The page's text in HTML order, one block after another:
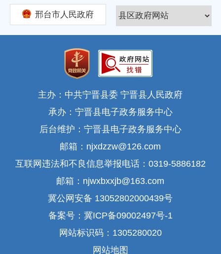
邢台市人民政府
主办：中共宁晋县委 宁晋县人民政府
承办：宁晋县电子政务服务中心
后台维护：宁晋县电子政务服务中心
邮箱：njxdzzw@126.com
互联网违法和不良信息举报电话：0319-5886182
邮箱：njwxbxxjb@163.com
冀公网安备 13052802000439号
备案号：冀ICP备09002497号-1
网站标识码：1305280020
网站地图